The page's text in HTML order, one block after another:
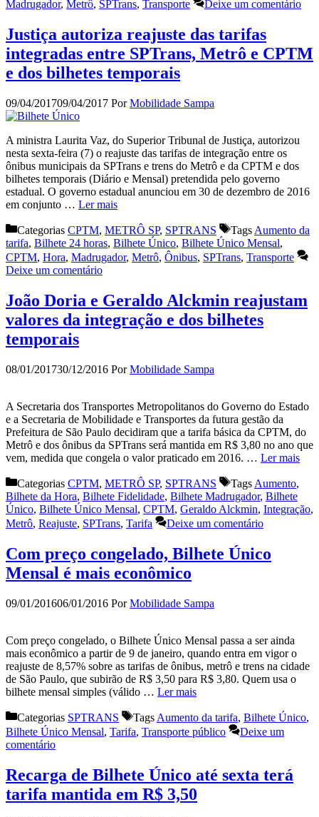
Madrugador, Metrô, SPTrans, Transporte Deixe um comentário
Justiça autoriza reajuste das tarifas
integradas entre SPTrans, Metrô e CPTM
e dos bilhetes temporais
09/04/201709/04/2017 PorMobilidade Sampa
A ministra Laurita Vaz, do Superior Tribunal de Justiça, autorizou
nesta sexta-feira (7) o reajuste das tarifas de integração entre os
ônibus municipais da SPTrans e trens do Metrô e da CPTM e dos
bilhetes temporais (Diário e Mensal) pretendida pelo governo
estadual. O governo estadual anunciou em 30 de dezembro de 2016
em conjunto … Ler mais
Categorias CPTM, METRÔ SP, SPTRANS Tags Aumento da
tarifa, Bilhete 24 horas, Bilhete Único, Bilhete Único Mensal,
CPTM, Hora, Madrugador, Metrô, Ônibus, SPTrans, Transporte
Deixe um comentário
João Doria e Geraldo Alckmin reajustam
valores da integração e dos bilhetes
temporais
08/01/201730/12/2016 PorMobilidade Sampa
A Secretaria dos Transportes Metropolitanos do Governo do Estado
e a Secretaria de Mobilidade e Transportes da futura gestão da
Prefeitura de São Paulo decidiram que a tarifa básica da CPTM, do
Metrô e dos ônibus da SPTrans será mantida em R$ 3,80 no ano que
vem, medida que congela o valor praticado em 2016. … Ler mais
Categorias CPTM, METRÔ SP, SPTRANS Tags Aumento,
Bilhete da Hora, Bilhete Fidelidade, Bilhete Madrugador, Bilhete
Único, Bilhete Único Mensal, CPTM, Geraldo Alckmin, Integração,
Metrô, Reajuste, SPTrans, Tarifa Deixe um comentário
Com preço congelado, Bilhete Único
Mensal é mais econômico
09/01/201606/01/2016 PorMobilidade Sampa
Com preço congelado, o Bilhete Único Mensal passa a ser ainda
mais econômico a partir de 9 de janeiro, quando entra em vigor o
reajuste de 8,57% sobre as tarifas de ônibus, metrô e trens na cidade
de São Paulo, que subirão de R$ 3,50 para R$ 3,80. Quem usa o
bilhete mensal simples (válido … Ler mais
Categorias SPTRANS Tags Aumento da tarifa, Bilhete Único,
Bilhete Único Mensal, Tarifa, Transporte público
Deixe um
comentário
Recarga de Bilhete Único até sexta terá
tarifa mantida em R$ 3,50